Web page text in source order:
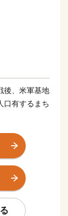
後、米軍基地
口有するまち
文化が混在
ど、伝統文
と際特徴的